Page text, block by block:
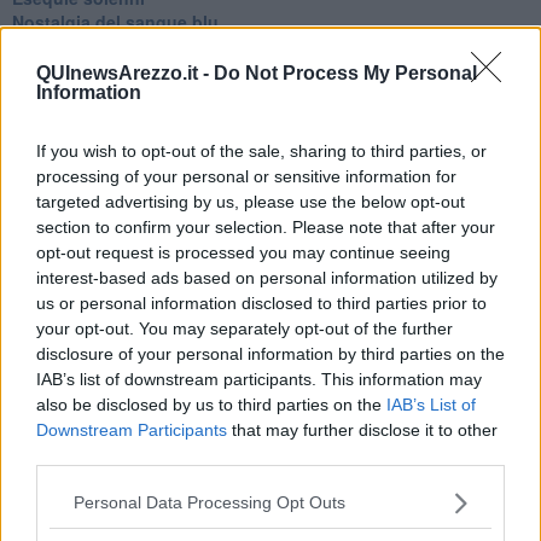
QUInewsArezzo.it - Do Not Process My Personal
Information
If you wish to opt-out of the sale, sharing to third parties, or
processing of your personal or sensitive information for
targeted advertising by us, please use the below opt-out
section to confirm your selection. Please note that after your
opt-out request is processed you may continue seeing
interest-based ads based on personal information utilized by
us or personal information disclosed to third parties prior to
your opt-out. You may separately opt-out of the further
disclosure of your personal information by third parties on the
IAB’s list of downstream participants. This information may
also be disclosed by us to third parties on the IAB’s List of
Downstream Participants that may further disclose it to other
Personal Data Processing Opt Outs
Nostalgia del sangue blu
Non avere e non essere
Armiamoci e... avviatevi
Schizzi di fango
Sor-riso amaro
Fine anno al ristorante
La festa di Capodanno
Natale 2024
Re e regnanti
A noi interessa il dito non la luna
Come rubare allo stato e vivere felici
Una performance
Il compagno
​Io (allo specchio)
Tramonto
Passato, presente, futuro
L'ultimo post
Leggendo l'Eneide